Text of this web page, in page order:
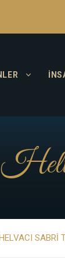
SABRI